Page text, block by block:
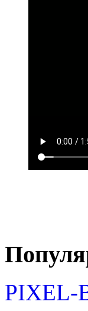
PIXEL-